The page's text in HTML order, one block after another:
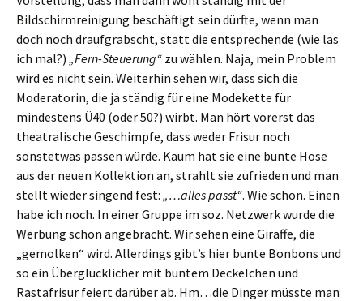
Bildschirmreinigung beschäftigt sein dürfte, wenn man
doch noch draufgrabscht, statt die entsprechende (wie las
ich mal?) „Fern-Steuerung“ zu wählen. Naja, mein Problem
wird es nicht sein. Weiterhin sehen wir, dass sich die
Moderatorin, die ja ständig für eine Modekette für
mindestens Ü40 (oder 50?) wirbt. Man hört vorerst das
theatralische Geschimpfe, dass weder Frisur noch
sonstetwas passen würde. Kaum hat sie eine bunte Hose
aus der neuen Kollektion an, strahlt sie zufrieden und man
stellt wieder singend fest: „…alles passt“. Wie schön. Einen
habe ich noch. In einer Gruppe im soz. Netzwerk wurde die
Werbung schon angebracht. Wir sehen eine Giraffe, die
„gemolken“ wird. Allerdings gibt’s hier bunte Bonbons und
so ein Überglücklicher mit buntem Deckelchen und
Rastafrisur feiert darüber ab. Hm…die Dinger müsste man